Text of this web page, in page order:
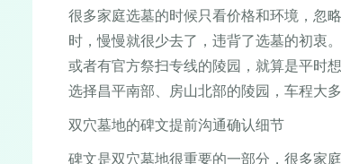
很多家庭选墓的时候只看价格和环境，忽
时，慢慢就很少去了，违背了选墓的初衷
或者有官方祭扫专线的陵园，就算是平时
选择昌平南部、房山北部的陵园，车程大
双穴墓地的碑文提前沟通确认细节
碑文是双穴墓地很重要的一部分，很多家